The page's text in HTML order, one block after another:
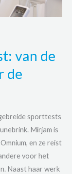
van de
de
sporttests
Mirjam is
en ze reist
voor het
Naast haar werk